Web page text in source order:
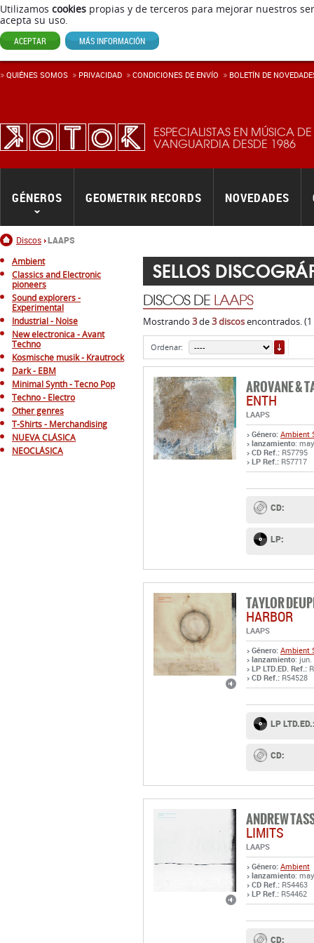
Utilizamos cookies propias y de terceros para mejorar nuestros
acepta su uso.
ACEPTAR MÁS INFORMACIÓN
ESPECIALISTAS EN MÚSICA DE
VANGUARDIA DESDE 1986
Inicio
Discos LAAPS
GÉNEROS GEOMETRIK RECORDS NOVEDADES
QUIÉNES SOMOS PRIVACIDAD CONDICIONES DE ENVÍ­O BOLETÍN DE
Ambient
Classics and Electronic
pioneers
Sound explorers -
Experimental
Industrial - Noise
New electronica - Avant
Techno
Kosmische musik - Krautrock
Dark - EBM
Minimal Synth - Tecno Pop
Techno - Electro
Other genres
T-Shirts - Merchandising
NUEVA CLÁSICA
NEOCLÁSICA
SELLOS
DISCOS DE LAAPS
Mostrando 3de3 discosencontrados. (1
Ordenar:
AROVANE &
ENTH
LAAPS
Género: Ambient
lanzamiento:
CD Ref.: R57795
LP Ref.: R57717
CD:
LP:
TAYLOR
HARBOR
LAAPS
Género: Ambient
lanzamiento: jun.
LP LTD.ED. Ref.:
CD Ref.: R54528
LP
CD:
ANDREW
LIMITS
LAAPS
Género: Ambient
lanzamiento:
CD Ref.: R54463
LP Ref.: R54462
CD: